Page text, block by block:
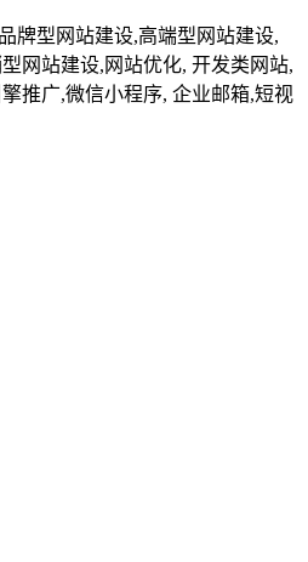
牌型网站建设,高端型网站建设,
网站建设,网站优化, 开发类网站,
推广,微信小程序, 企业邮箱,短视